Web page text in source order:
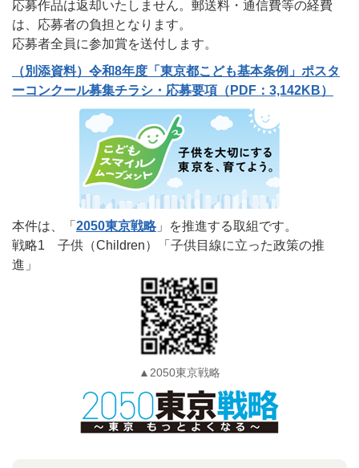
応募作品は返却いたしません。郵送料・通信費等の経費
は、応募者の負担となります。
応募者全員に参加賞を送付します。
（別添資料）令和8年度「東京都こども基本条例」ポスタ
ーコンクール募集チラシ・応募要項（PDF：3,142KB）
本件は、「 2050東京戦略」を推進する取組です。
戦略1 子供（Children）「子供目線に立った政策の推
進」
▲2050東京戦略